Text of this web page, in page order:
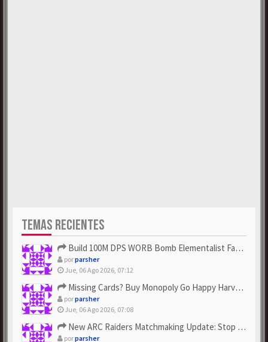
TEMAS RECIENTES
Build 100M DPS WORB Bomb Elementalist Fast - Grab POE Curren...
porparsher
Jue, 06 Ago 2026, 07:12
Missing Cards? Buy Monopoly Go Happy Harvest with Looney Tun...
porparsher
Jue, 06 Ago 2026, 07:08
New ARC Raiders Matchmaking Update: Stop Failed - Grab Bluep...
porparsher